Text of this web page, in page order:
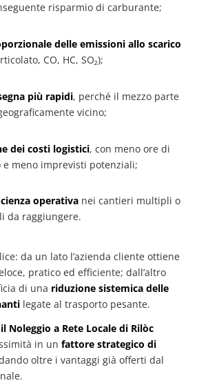
risparmio di carburante;
delle emissioni allo scarico
CO, HC, SO₂);
più rapidi, perché il mezzo parte
vicino;
dei costi logistici, con meno ore di
meno imprevisti potenziali;
operativanei cantieri multipli o
da raggiungere.
da un lato l’azienda cliente ottiene
pratico ed efficiente; dall’altro
di una riduzione sistemica delle
legate al trasporto pesante.
il Noleggio a Rete Locale di Rilòc
in un fattore strategico di
oltre i vantaggi già offerti dal